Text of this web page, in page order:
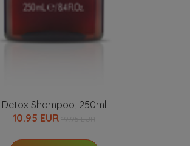
Detox Shampoo, 250ml
10.95 EUR